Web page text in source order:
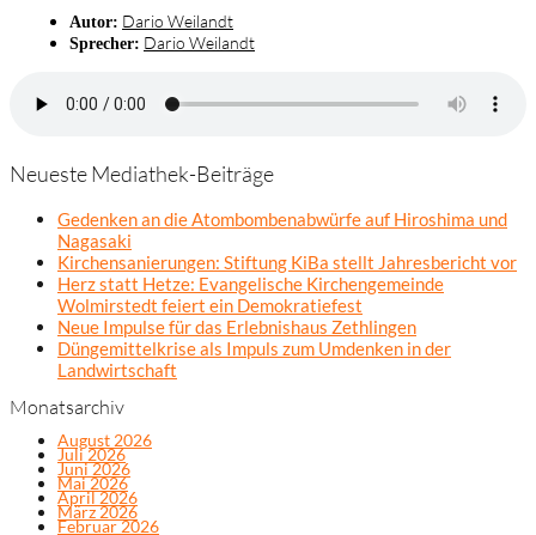
Autor: Dario Weilandt
Sprecher: Dario Weilandt
Neueste Mediathek-Beiträge
Gedenken an die Atombombenabwürfe auf Hiroshima und
Nagasaki
Kirchensanierungen: Stiftung KiBa stellt Jahresbericht vor
Herz statt Hetze: Evangelische Kirchengemeinde
Wolmirstedt feiert ein Demokratiefest
Neue Impulse für das Erlebnishaus Zethlingen
Düngemittelkrise als Impuls zum Umdenken in der
Landwirtschaft
Monatsarchiv
August 2026
Juli 2026
Juni 2026
Mai 2026
April 2026
März 2026
Februar 2026